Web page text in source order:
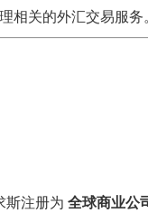
相关的外汇交易服务
斯注册为 全球商业公